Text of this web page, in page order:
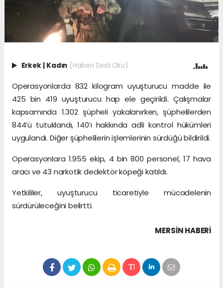
Erkek | Kadın (Haberi Sesli Oku)
Operasyonlarda 832 kilogram uyuşturucu madde ile
425 bin 419 uyuşturucu hap ele geçirildi. Çalışmalar
kapsamında 1.302 şüpheli yakalanırken, şüphelilerden
844’ü tutuklandı, 140’ı hakkında adli kontrol hükümleri
uygulandı. Diğer şüphelilerin işlemlerinin sürdüğü bildirildi.
Operasyonlara 1.955 ekip, 4 bin 800 personel, 17 hava
aracı ve 43 narkotik dedektör köpeği katıldı.
Yetkililer, uyuşturucu ticaretiyle mücadelenin
sürdürüleceğini belirtti.
MERSIN HABERİ